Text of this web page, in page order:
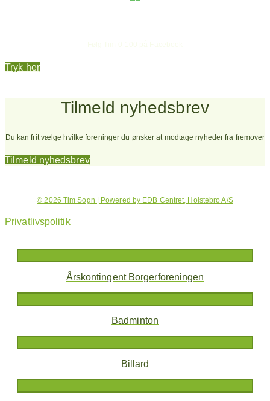
Tryk her
Tilmeld nyhedsbrev
Du kan frit vælge hvilke foreninger du ønsker at modtage nyheder fra fremover
Tilmeld nyhedsbrev
© 2026 Tim Sogn | Powered by EDB Centret, Holstebro A/S
Privatlivspolitik
Årskontingent Borgerforeningen
Badminton
Billard